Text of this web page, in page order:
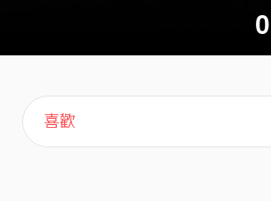
0
主頁
喜歡
關於